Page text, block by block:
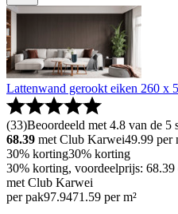
Lattenwand gerookt eiken 260 x
(33)Beoordeeld met 4.8 van de 5
68.39 met Club Karwei49.99 per
30% korting30% korting
30% korting, voordeelprijs:
met Club Karwei
per pak97.9471.59 per m²